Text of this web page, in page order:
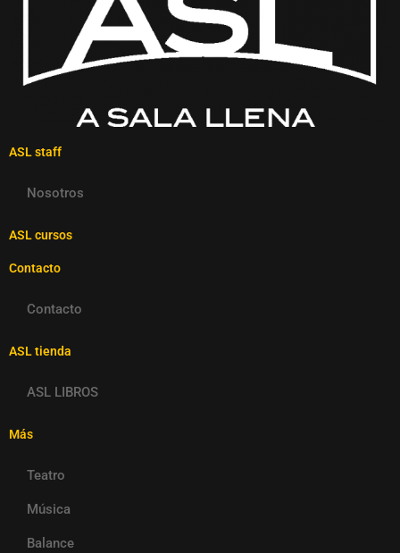
ASL staff
Nosotros
ASL cursos
Contacto
Contacto
ASL tienda
ASL LIBROS
Más
Teatro
Música
Balance